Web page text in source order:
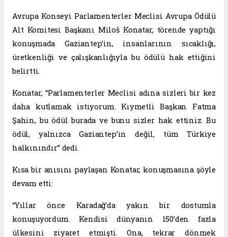
Avrupa Konseyi Parlamenterler Meclisi Avrupa Ödülü
Alt Komitesi Başkanı Miloš Konatar, törende yaptığı
konuşmada Gaziantep’in, insanlarının sıcaklığı,
üretkenliği ve çalışkanlığıyla bu ödülü hak ettiğini
belirtti.
Konatar, “Parlamenterler Meclisi adına sizleri bir kez
daha kutlamak istiyorum. Kıymetli Başkan Fatma
Şahin, bu ödül burada ve bunu sizler hak ettiniz. Bu
ödül, yalnızca Gaziantep’in değil, tüm Türkiye
halkınındır” dedi.
Kısa bir anısını paylaşan Konatar, konuşmasına şöyle
devam etti:
“Yıllar önce Karadağ’da yakın bir dostumla
konuşuyordum. Kendisi dünyanın 150’den fazla
ülkesini ziyaret etmişti. Ona, tekrar dönmek